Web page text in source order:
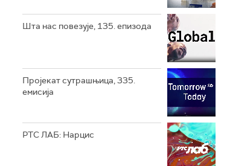
Шта нас повезује, 135. епизода
Пројекат сутрашњица, 335.
емисија
РТС ЛАБ: Нарцис